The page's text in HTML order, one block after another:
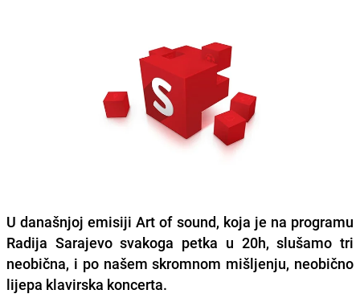
U današnjoj emisiji Art of sound, koja je na programu
Radija Sarajevo svakoga petka u 20h, slušamo tri
neobična, i po našem skromnom mišljenju, neobično
lijepa klavirska koncerta.